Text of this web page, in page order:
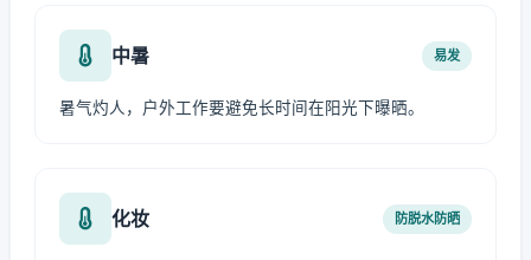
中暑 易发
暑气灼人，户外工作要避免长时间在阳光下曝晒。
化妆 防脱水防晒